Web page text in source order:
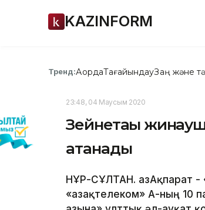
KAZINFORM
Тренд:АқордаТағайындауЗаң және
23:48, 04 Маусым 2020
Зейнетақы
атанады
НҰР-СҰЛТАН. ҚазАқпарат -
«Қазақтелеком» АҚ-ның